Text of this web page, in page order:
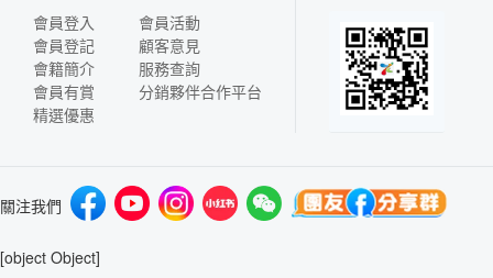
會員登入
會員登記
會籍簡介
會員有賞
精選優惠
會員活動
顧客意見
服務查詢
分銷夥伴合作平台
關注我們
[object Object]